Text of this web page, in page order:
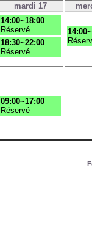
mardi 17
14:00~18:00
Réservé
18:30~22:00
Réservé
09:00~17:00
Réservé